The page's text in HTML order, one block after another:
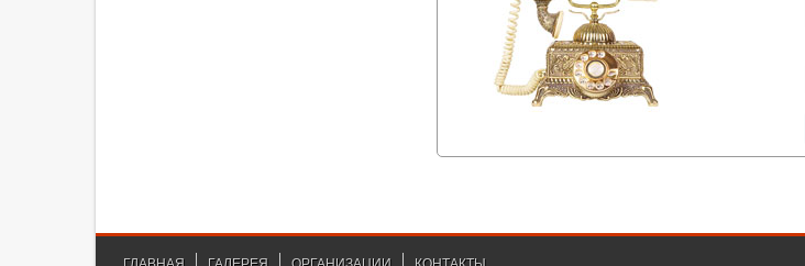
ГЛАВНАЯ ГАЛЕРЕЯ ОРГАНИЗАЦИИ КОНТАКТЫ